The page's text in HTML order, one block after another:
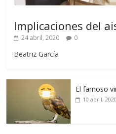
Implicaciones del
24 abril, 2020 0
Beatriz García
El famoso
10 abril, 2020